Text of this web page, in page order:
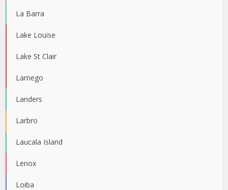
La Barra
Lake Louise
Lake St Clair
Lamego
Landers
Larbro
Laucala Island
Lenox
Loiba